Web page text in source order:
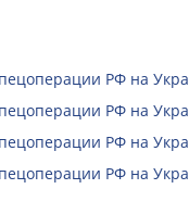
РФ на
РФ на
РФ на
РФ на